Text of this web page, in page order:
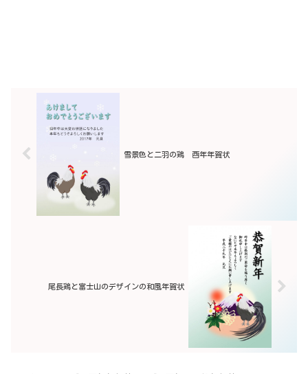
雪景色と二羽の鶏 酉年年賀状
尾長鶏と富士山のデザインの和風年賀状